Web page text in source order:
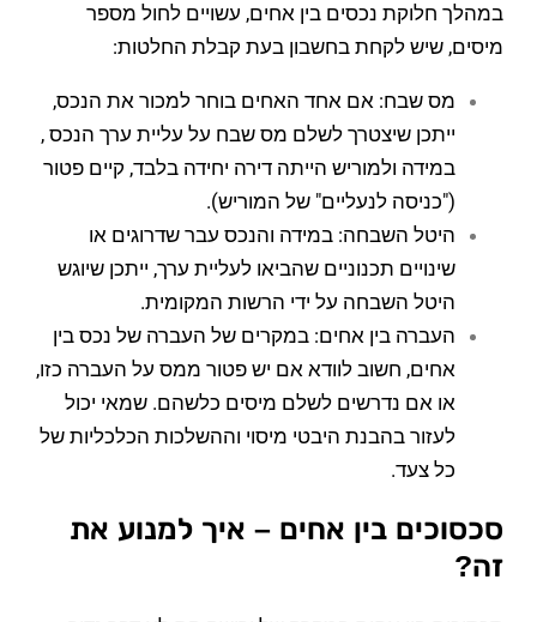
במהלך חלוקת נכסים בין אחים, עשויים לחול מספר
מיסים, שיש לקחת בחשבון בעת קבלת החלטות:
מס שבח: אם אחד האחים בוחר למכור את הנכס,
ייתכן שיצטרך לשלם מס שבח על עליית ערך הנכס ,
במידה ולמוריש הייתה דירה יחידה בלבד, קיים פטור
("כניסה לנעליים" של המוריש).
היטל השבחה: במידה והנכס עבר שדרוגים או
שינויים תכנוניים שהביאו לעליית ערך, ייתכן שיוגש
היטל השבחה על ידי הרשות המקומית.
העברה בין אחים: במקרים של העברה של נכס בין
אחים, חשוב לוודא אם יש פטור ממס על העברה כזו,
או אם נדרשים לשלם מיסים כלשהם. שמאי יכול
לעזור בהבנת היבטי מיסוי וההשלכות הכלכליות של
כל צעד.
סכסוכים בין אחים – איך למנוע את
זה?